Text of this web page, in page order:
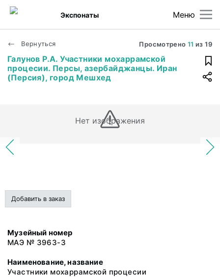
Меню
Экспонаты
Вернуться Просмотрено 11 из19
Галунов Р.А. Участники мохаррамской
процесии. Персы, азербайджанцы. Иран
(Персия), город Мешхед
Нет изображения
Добавить в заказ
Музейный номер
МАЭ № 3963-3
Наименование, название
Участники мохаррамской процесии